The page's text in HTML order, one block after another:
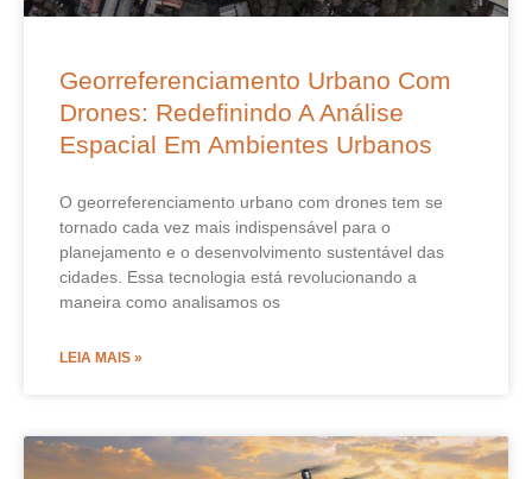
Georreferenciamento Urbano Com
Drones: Redefinindo A Análise
Espacial Em Ambientes Urbanos
O georreferenciamento urbano com drones tem se
tornado cada vez mais indispensável para o
planejamento e o desenvolvimento sustentável das
cidades. Essa tecnologia está revolucionando a
maneira como analisamos os
LEIA MAIS »